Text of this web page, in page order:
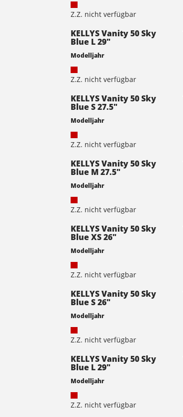
Z.Z. nicht verfügbar
KELLYS Vanity 50 Sky
Blue L 29"
Modelljahr
Z.Z. nicht verfügbar
KELLYS Vanity 50 Sky
Blue S 27.5"
Modelljahr
Z.Z. nicht verfügbar
KELLYS Vanity 50 Sky
Blue M 27.5"
Modelljahr
Z.Z. nicht verfügbar
KELLYS Vanity 50 Sky
Blue XS 26"
Modelljahr
Z.Z. nicht verfügbar
KELLYS Vanity 50 Sky
Blue S 26"
Modelljahr
Z.Z. nicht verfügbar
KELLYS Vanity 50 Sky
Blue L 29"
Modelljahr
Z.Z. nicht verfügbar